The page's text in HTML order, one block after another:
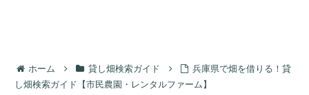
ホーム 貸し畑検索ガイド
兵庫県で畑を借りる！貸
し畑検索ガイド【市民農園・レンタルファーム】